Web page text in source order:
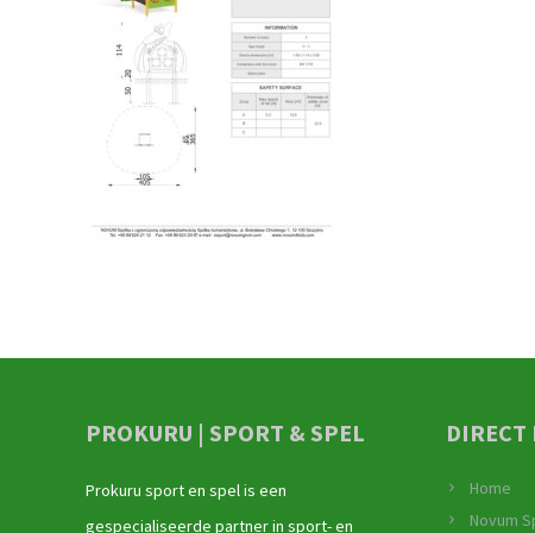
PROKURU | SPORT & SPEL
Prokuru sport en spel is een
gespecialiseerde partner in sport- en
DIRECT
Home
Novum